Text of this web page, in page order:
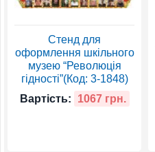
Стенд для
оформлення шкільного
музею “Революція
гідності”(Код: 3-1848)
Вартість:
1067 грн.